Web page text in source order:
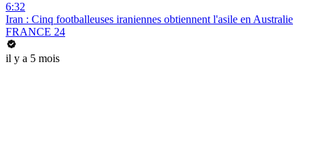
6:32
Iran : Cinq footballeuses iraniennes obtiennent l'asile en Australie
FRANCE 24
il y a 5 mois